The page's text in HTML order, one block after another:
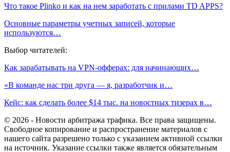
Что такое Plinko и как на нем заработать с прилами TD APPS?
Основные параметры учетных записей, которые
используются…
Выбор читателей:
Как зарабатывать на VPN-офферах: для начинающих…
«В команде нас три друга — я, разработчик и…
Кейс: как сделать более $14 тыс. на новостных тизерах в…
© 2026 - Новости арбитража трафика. Все права защищены.
Свободное копирование и распространение материалов с
нашего сайта разрешено только с указанием активной ссылки
на источник. Указание ссылки также является обязательным